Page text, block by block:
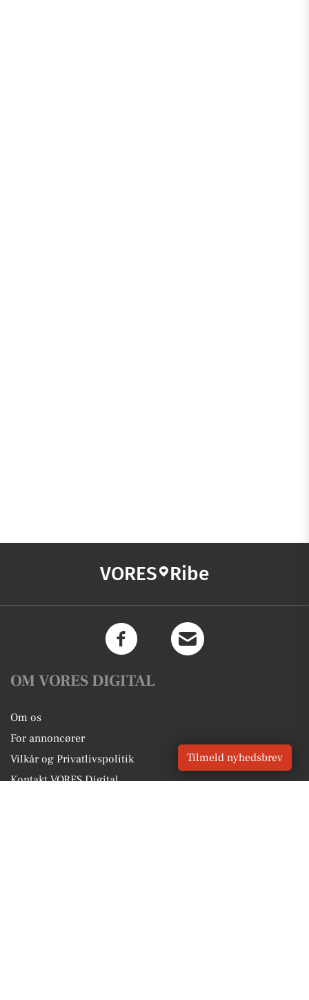
VORES Ribe
OM VORES DIGITAL
Om os
For annoncører
Vilkår og Privatlivspolitik
Kontakt VORES Digital
Tilmeld nyhedsbrev